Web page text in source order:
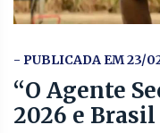
- PUBLICADA EM 23/
“O Agente
2026 e